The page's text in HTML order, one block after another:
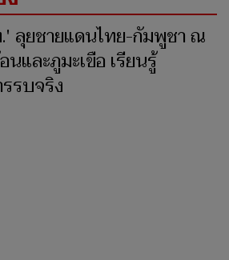
ลุยชายแดนไทย-กัมพูชา ณ
และภูมะเขือ เรียนรู้
รบจริง